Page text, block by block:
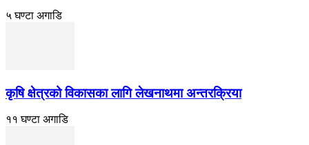
५ घण्टा अगाडि
कृषि क्षेत्रको विकासका लागि लेखनाथमा अन्तरक्रिया
११ घण्टा अगाडि